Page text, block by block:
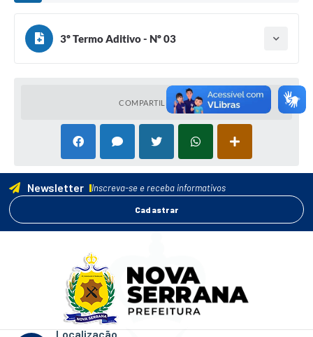
3º Termo Aditivo - Nº 03
Tipo do termo: Termo Aditivo
COMPARTILHAR
Newsletter Inscreva-se e receba informativos
Cadastrar
Localização